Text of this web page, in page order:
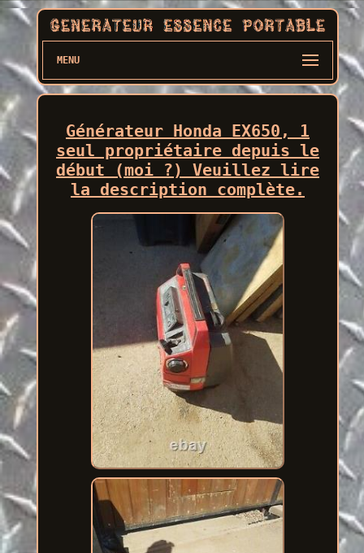
MENU
Générateur Honda EX650, 1
seul propriétaire depuis le
début (moi ?) Veuillez lire
la description complète.